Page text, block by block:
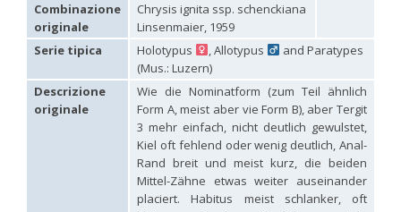
Hedychridium carmelitanum
Mercet, 1915
Hedychridium caucasium irregulare
Linsenmaier, 1959
Hedychridium chloropygumBuysson, 1888
Hedychridium chloropygum densumLinsenmaier, 1959
Hedychridium chloropygum spatiumLinsenmaier, 1959
Hedychridium coriaceum
(Dahlbom, 1854)
Hedychridium creetense
Hedychridium cupratum
(Dahlbom, 1854)
(Dahlbom, 1845)
Linsenmaier, 1987
Linsenmaier, 1959
Mercet, 1904
Buysson, 1887
Combinazione
originale
Chrysis ignita ssp. schenckiana
Linsenmaier, 1959
Serie tipica
Holotypus , Allotypus
and Paratypes
(Mus.: Luzern)
Descrizione
originale
Wie die Nominatform (zum Teil ähnlich
Form A, meist aber vie Form B), aber Tergit
3 mehr einfach, nicht deutlich gewulstet,
Kiel oft fehlend oder wenig deutlich, Anal-
Rand breit und meist kurz, die beiden
Mittel-Zähne etwas weiter auseinander
placiert. Habitus meist schlanker, oft